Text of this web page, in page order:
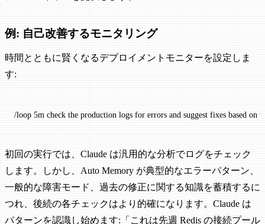
例: 自己改善するモニタリング
時間とともに賢くなるデプロイメントモニターを設定しま
す:
/loop 5m check the production logs for errors and suggest fixes based on
初回の実行では、Claude は汎用的な分析でログをチェック
します。しかし、Auto Memory が典型的なエラーパターン、
一般的な障害モード、過去の修正に関する知識を蓄積するに
つれ、後続の各チェックはより的確になります。Claude は
パターンを認識し始めます:「これは先週 Redis の接続プール